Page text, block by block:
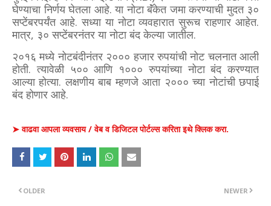
घेण्याचा निर्णय घेतला आहे. या नोटा बॅंकेत जमा करण्याची मुदत ३०
सप्टेंबरपर्यंत आहे. सध्या या नोटा व्यवहारात सुरूच राहणार आहेत.
मात्र, ३० सप्टेंबरनंतर या नोटा बंद केल्या जातील.
२०१६ मध्ये नोटबंदीनंतर २००० हजार रुपयांची नोट चलनात आली
होती. त्यावेळी ५०० आणि १००० रुपयांच्या नोटा बंद करण्यात
आल्या होत्या. लक्षणीय बाब म्हणजे आता २००० च्या नोटांची छपाई
बंद होणार आहे.
➤ वाढवा आपला व्यवसाय / वेब व डिजिटल पोर्टल्स करिता इथे क्लिक करा.
NEWER
OLDER